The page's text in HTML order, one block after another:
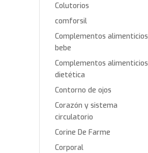
Colutorios
comforsil
Complementos alimenticios
bebe
Complementos alimenticios
dietética
Contorno de ojos
Corazón y sistema
circulatorio
Corine De Farme
Corporal